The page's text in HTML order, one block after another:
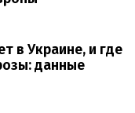
в Украине, и где
данные